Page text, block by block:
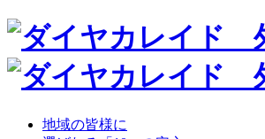
地域の皆様に